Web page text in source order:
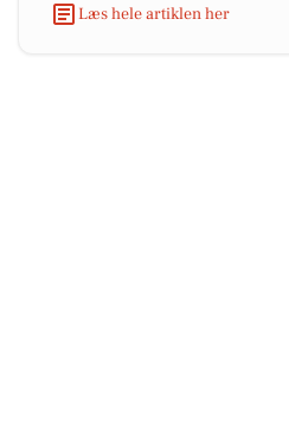
Læs hele artiklen her